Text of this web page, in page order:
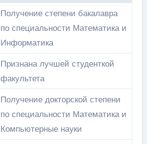
Получение степени бакалавра
по специальности Математика и
Информатика
Признана лучшей студенткой
факультета
Получение докторской степени
по специальности Математика и
Компьютерные науки